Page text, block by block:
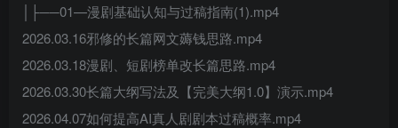
│├──01—漫剧基础认知与过稿指南(1).mp4
2026.03.16邪修的长篇网文薅钱思路.mp4
2026.03.18漫剧、短剧榜单改长篇思路.mp4
2026.03.30长篇大纲写法及【完美大纲1.0】演示.mp4
2026.04.07如何提高AI真人剧剧本过稿概率.mp4